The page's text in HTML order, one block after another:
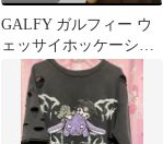
GALFY ガルフィー ウ
ェッサイホッケーシャ
ツT 大型犬